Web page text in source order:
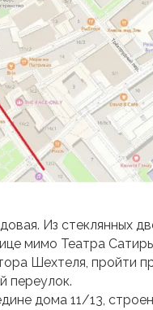
Из стеклянных
мимо Театра
Шехтеля, пройти
переулок.
дома 11/13,